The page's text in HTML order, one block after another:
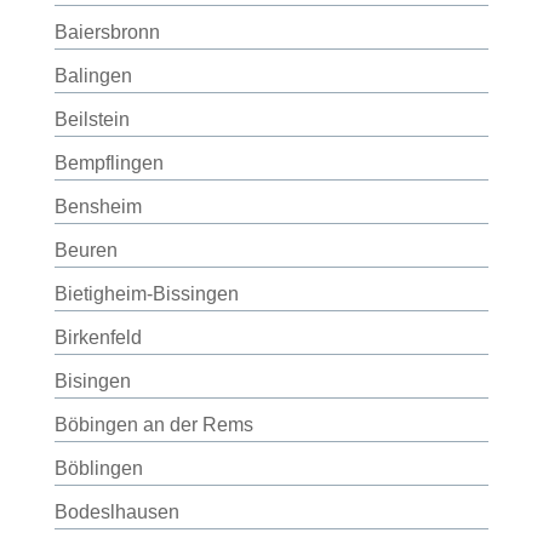
Baiersbronn
Balingen
Beilstein
Bempflingen
Bensheim
Beuren
Bietigheim-Bissingen
Birkenfeld
Bisingen
Böbingen an der Rems
Böblingen
Bodeslhausen